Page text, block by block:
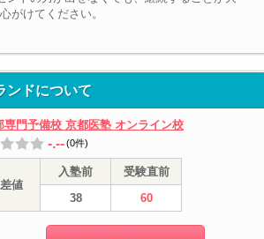
がけてください。
ンドについて
専門予備校 京都医塾 オンライン校
-.--(0件)
値
入塾前
受験直前
38
60